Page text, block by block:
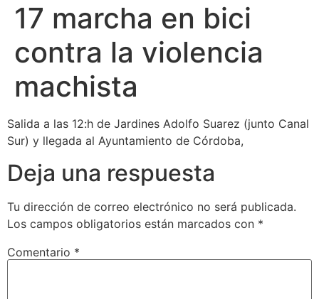
17 marcha en bici
contra la violencia
machista
Salida a las 12:h de Jardines Adolfo Suarez (junto Canal
Sur) y llegada al Ayuntamiento de Córdoba,
Deja una respuesta
Tu dirección de correo electrónico no será publicada.
Los campos obligatorios están marcados con *
Comentario *